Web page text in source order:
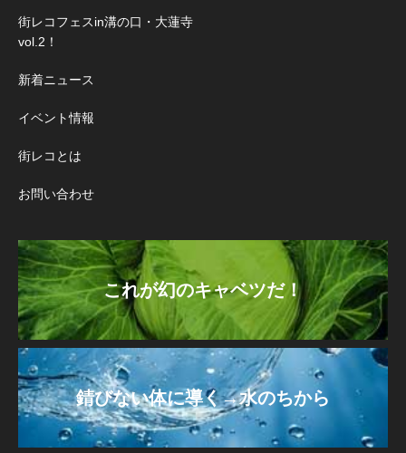
街レコフェスin溝の口・大蓮寺
vol.2！
新着ニュース
イベント情報
街レコとは
お問い合わせ
これが幻のキャベツだ！
錆びない体に導く→水のちから